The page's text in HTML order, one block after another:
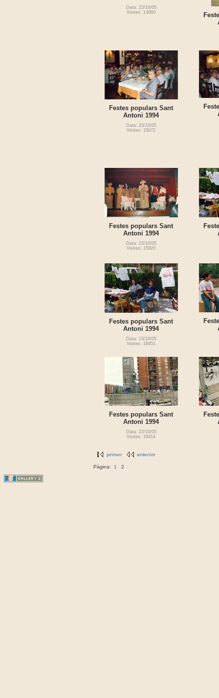
Data: 23/10/05
Visites: 14960
Festes populars Sant
Antoni 1994
Data: 23/10/05
Visites: 15672
Festes populars Sant
Antoni 1994
Data: 23/10/05
Visites: 15920
Festes populars Sant
Antoni 1994
Data: 23/10/05
Visites: 16451
Festes populars Sant
Antoni 1994
Data: 23/10/05
Visites: 16414
primer anterior
Pàgina: 1 2